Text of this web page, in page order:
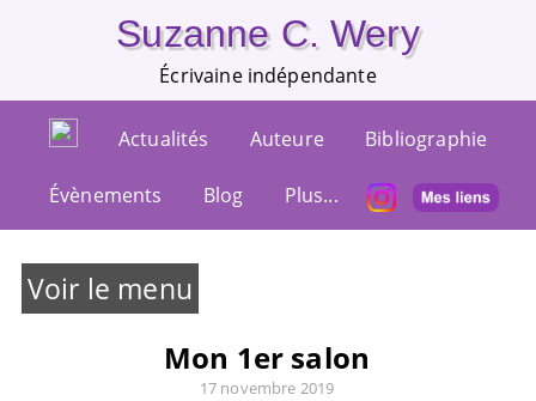
Suzanne C. Wery
Écrivaine indépendante
Actualités Auteure Bibliographie
Évènements Blog Plus...
Voir le menu
Mon 1er salon
17 novembre 2019